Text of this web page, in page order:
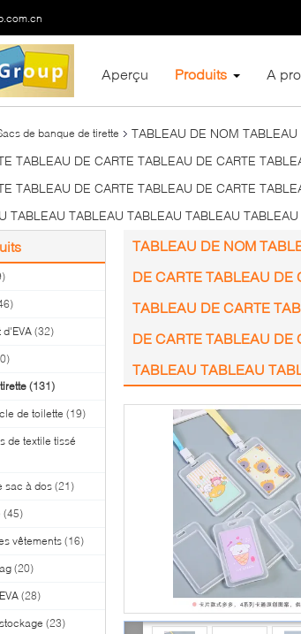
Aperçu Produits A
de banque de tirette
TABLEAU DE NOM
TABLEAU DE CARTE TABLEAU DE CARTE
TABLEAU DE CARTE TABLEAU DE CARTE
TABLEAU TABLEAU TABLEAU TABLEAU TABLEAU
d'EVA (32)
(131)
de toilette (19)
de textile tissé
sac à dos(21)
(45)
vêtements (16)
(20)
(28)
(23)
TABLEAU DE NOM
DE CARTE TABLEAU DE
TABLEAU DE CARTE
DE CARTE TABLEAU
TABLEAU TABLEAU